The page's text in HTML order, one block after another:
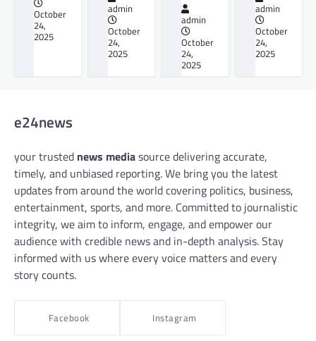
October
24,
2025
admin
October
24,
2025
admin
October
24,
2025
admin
October
24,
2025
e24news
your trusted news mediasource delivering accurate,
timely, and unbiased reporting. We bring you the latest
updates from around the world covering politics, business,
entertainment, sports, and more. Committed to journalistic
integrity, we aim to inform, engage, and empower our
audience with credible news and in-depth analysis. Stay
informed with us where every voice matters and every
story counts.
Facebook Instagram